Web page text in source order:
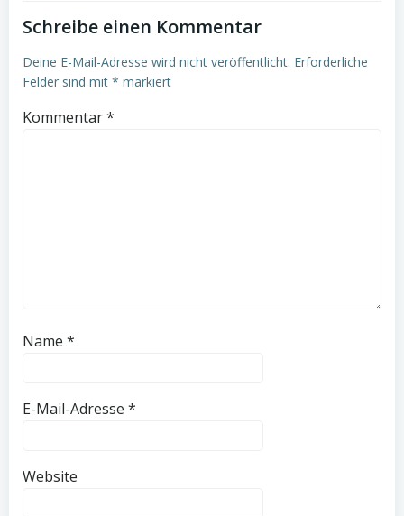
Schreibe einen Kommentar
Deine E-Mail-Adresse wird nicht veröffentlicht. Erforderliche
Felder sind mit * markiert
Kommentar*
Name *
E-Mail-Adresse *
Website